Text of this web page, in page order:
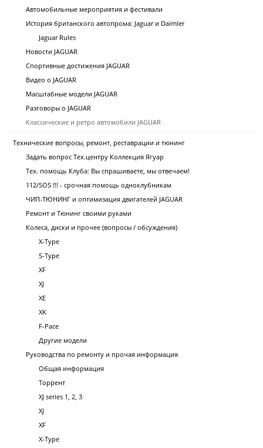
Автомобильные мероприятия и фестивали
История британского автопрома: Jaguar и Daimler
Jaguar Rules
Новости JAGUAR
Спортивные достижения JAGUAR
Видео о JAGUAR
Масштабные модели JAGUAR
Разговоры о JAGUAR
Классические и ретро автомобили JAGUAR
Технические вопросы, ремонт, реставрации и тюнинг
Задать вопрос Тех.центру Коллекция Ягуар
Тех. помощь Клуба: Вы спрашиваете, мы отвечаем!
112/SOS !!! - срочная помощь одноклубникам
ЧИП-ТЮНИНГ и оптимизация двигателей JAGUAR
Ремонт и Тюнинг своими руками
Колеса, диски и прочее (вопросы / обсуждения)
X-Type
S-Type
XF
XJ
XE
XK
F-Pace
Другие модели
Руководства по ремонту и прочая информация
Общая информация
Торрент
XJ series 1, 2, 3
XJ
XF
X-Type